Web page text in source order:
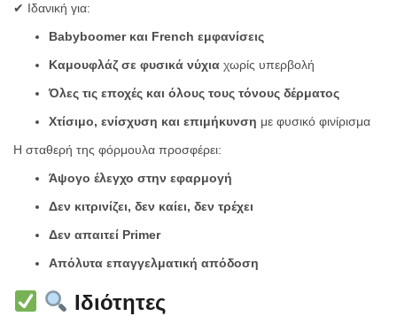
✔ Ιδανική για:
Babyboomer και French εμφανίσεις
Καμουφλάζ σε φυσικά νύχια χωρίς υπερβολή
Όλες τις εποχές και όλους τους τόνους δέρματος
Χτίσιμο, ενίσχυση και επιμήκυνση με φυσικό φινίρισμα
Η σταθερή της φόρμουλα προσφέρει:
Άψογο έλεγχο στην εφαρμογή
Δεν κιτρινίζει, δεν καίει, δεν τρέχει
Δεν απαιτεί Primer
Απόλυτα επαγγελματική απόδοση
Ιδιότητες